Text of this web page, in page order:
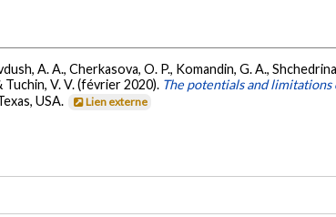
A. A., Cherkasova, O. P., Komandin, G. A.,
Tuchin, V. V. (février 2020). The potentials and
USA. Lien externe